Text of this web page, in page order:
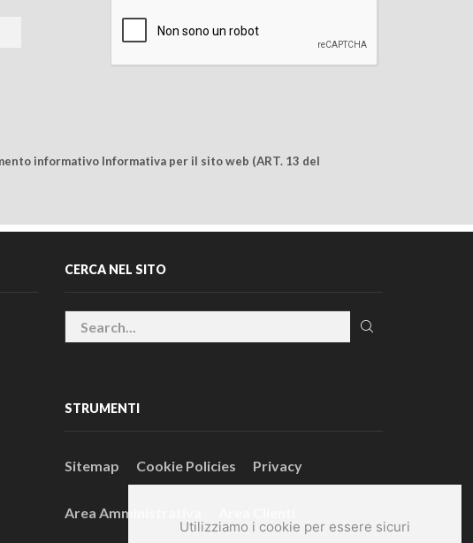
Utilizziamo i cookie per essere sicuri
informativo Informativa per il sito web (ART. 13 del
CERCA NEL SITO
STRUMENTI
Sitemap Cookie Policies Privacy
Area Amministrativa